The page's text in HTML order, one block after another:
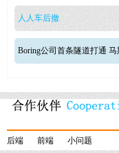
人人车后撤
Boring公司首条隧道打通
后端 前端 小问题